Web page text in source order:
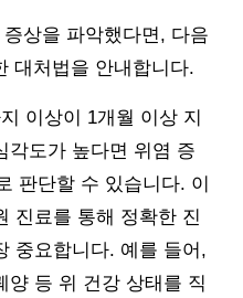
상을 파악했다면, 다음
대처법을 안내합니다.
이상이 1개월 이상 지
각도가 높다면 위염 증
판단할 수 있습니다. 이
진료를 통해 정확한 진
중요합니다. 예를 들어,
양 등 위 건강 상태를 직